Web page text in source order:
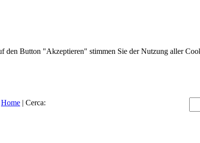
den Button "Akzeptieren" stimmen Sie der Nutzung aller
Home | Cerca: